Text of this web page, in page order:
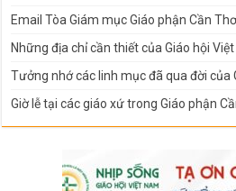
Email Tòa Giám mục Giáo phận Cần
Những địa chỉ cần thiết của Giáo hội
Tưởng nhớ các linh mục đã qua đời của
Giờ lễ tại các giáo xứ trong Giáo phận